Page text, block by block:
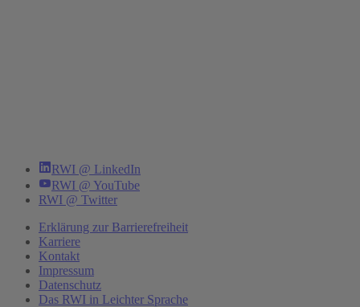
RWI @ LinkedIn
RWI @ YouTube
RWI @ Twitter
Erklärung zur Barrierefreiheit
Karriere
Kontakt
Impressum
Datenschutz
Das RWI in Leichter Sprache